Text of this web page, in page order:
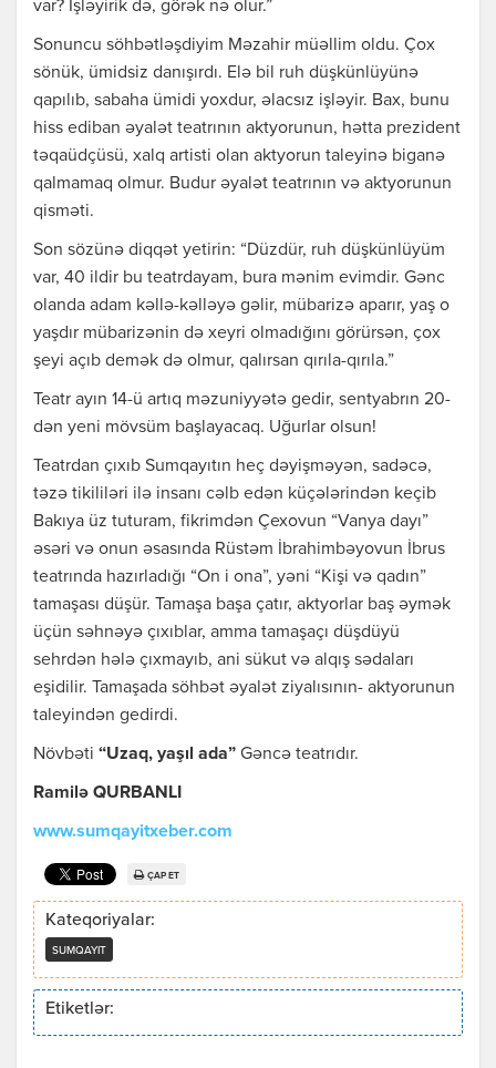
var? İşləyirik də, görək nə olur.”
Sonuncu söhbətləşdiyim Məzahir müəllim oldu. Çox
sönük, ümidsiz danışırdı. Elə bil ruh düşkünlüyünə
qapılıb, sabaha ümidi yoxdur, əlacsız işləyir. Bax, bunu
hiss ediban əyalət teatrının aktyorunun, hətta prezident
təqaüdçüsü, xalq artisti olan aktyorun taleyinə biganə
qalmamaq olmur. Budur əyalət teatrının və aktyorunun
qisməti.
Son sözünə diqqət yetirin: “Düzdür, ruh düşkünlüyüm
var, 40 ildir bu teatrdayam, bura mənim evimdir. Gənc
olanda adam kəllə-kəlləyə gəlir, mübarizə aparır, yaş o
yaşdır mübarizənin də xeyri olmadığını görürsən, çox
şeyi açıb demək də olmur, qalırsan qırıla-qırıla.”
Teatr ayın 14-ü artıq məzuniyyətə gedir, sentyabrın 20-
dən yeni mövsüm başlayacaq. Uğurlar olsun!
Teatrdan çıxıb Sumqayıtın heç dəyişməyən, sadəcə,
təzə tikililəri ilə insanı cəlb edən küçələrindən keçib
Bakıya üz tuturam, fikrimdən Çexovun “Vanya dayı”
əsəri və onun əsasında Rüstəm İbrahimbəyovun İbrus
teatrında hazırladığı “On i ona”, yəni “Kişi və qadın”
tamaşası düşür. Tamaşa başa çatır, aktyorlar baş əymək
üçün səhnəyə çıxıblar, amma tamaşaçı düşdüyü
sehrdən hələ çıxmayıb, ani sükut və alqış sədaları
eşidilir. Tamaşada söhbət əyalət ziyalısının- aktyorunun
taleyindən gedirdi.
Növbəti “Uzaq, yaşıl ada” Gəncə teatrıdır.
Ramilə QURBANLI
www.sumqayitxeber.com
ÇAP ET
Kateqoriyalar:
SUMQAYIT
Etiketlər: